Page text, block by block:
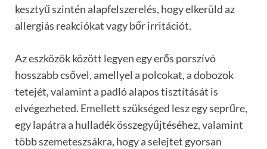
kesztyű szintén alapfelszerelés, hogy elkerüld az
allergiás reakciókat vagy bőr irritációt.
Az eszközök között legyen egy erős porszívó
hosszabb csővel, amellyel a polcokat, a dobozok
tetejét, valamint a padló alapos tisztítását is
elvégezheted. Emellett szükséged lesz egy seprűre,
egy lapátra a hulladék összegyűjtéséhez, valamint
több szemeteszsákra, hogy a selejtet gyorsan